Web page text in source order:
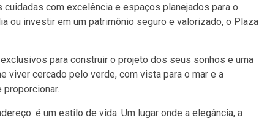
com excelência e espaços planejados para o
ou investir em um patrimônio seguro e valorizado, o Plaza
para construir o projeto dos seus sonhos e uma
viver cercado pelo verde, com vista para o mar e a
é um estilo de vida. Um lugar onde a elegância, a